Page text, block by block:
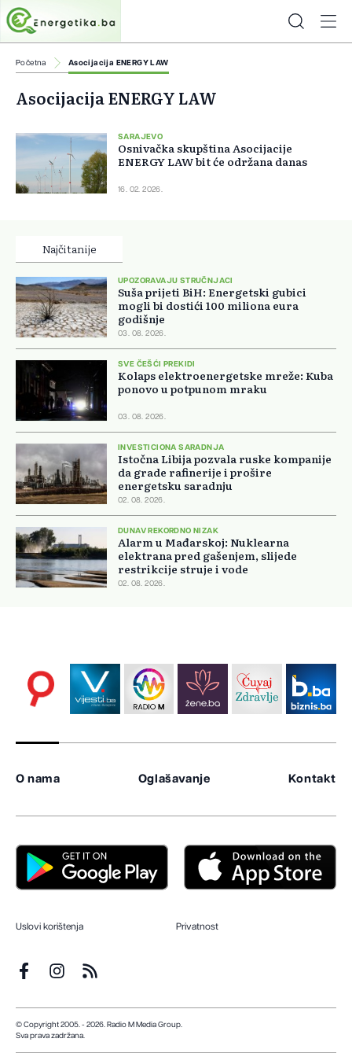
Početna Asocijacija ENERGY LAW
Asocijacija ENERGY LAW
SARAJEVO
Osnivačka skupština Asocijacije
ENERGY LAW bit će održana danas
16. 02. 2026.
Najčitanije
UPOZORAVAJU STRUČNJACI
Suša prijeti BiH: Energetski gubici
mogli bi dostići 100 miliona eura
godišnje
03. 08. 2026.
SVE ČEŠĆI PREKIDI
Kolaps elektroenergetske mreže: Kuba
ponovo u potpunom mraku
03. 08. 2026.
INVESTICIONA SARADNJA
Istočna Libija pozvala ruske kompanije
da grade rafinerije i prošire
energetsku saradnju
02. 08. 2026.
DUNAV REKORDNO NIZAK
Alarm u Mađarskoj: Nuklearna
elektrana pred gašenjem, slijede
restrikcije struje i vode
02. 08. 2026.
O nama Oglašavanje Kontakt
Uslovi korištenja Privatnost
© Copyright 2005. - 2026. Radio M Media Group.
Sva prava zadržana.